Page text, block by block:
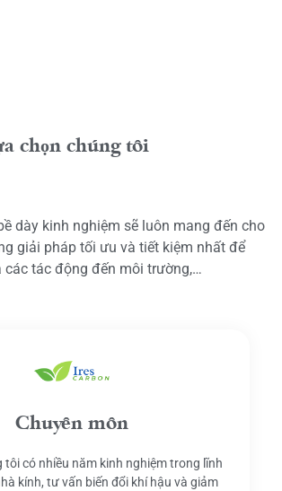
chọn chúng tôi
dày kinh nghiệm sẽ luôn mang đến cho
giải pháp tối ưu và tiết kiệm nhất để
tác động đến môi trường,…
Chuyên môn
tôi có nhiều năm kinh nghiệm trong lĩnh
kính, tư vấn biến đổi khí hậu và giảm